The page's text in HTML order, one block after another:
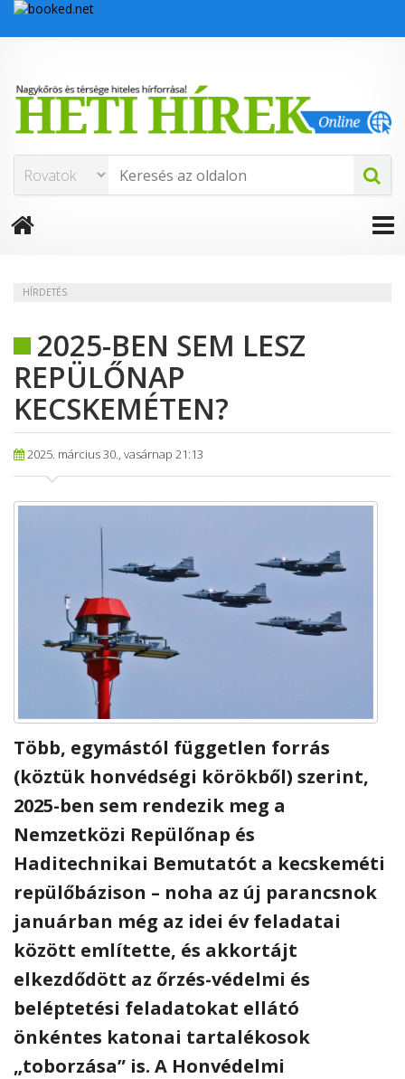
HÍRDETÉS
2025-BEN SEM LESZ
REPÜLŐNAP
KECSKEMÉTEN?
2025. március 30., vasárnap 21:13
Több, egymástól független forrás
(köztük honvédségi körökből) szerint,
2025-ben sem rendezik meg a
Nemzetközi Repülőnap és
Haditechnikai Bemutatót a kecskeméti
repülőbázison – noha az új parancsnok
januárban még az idei év feladatai
között említette, és akkortájt
elkezdődött az őrzés-védelmi és
beléptetési feladatokat ellátó
önkéntes katonai tartalékosok
„toborzása” is. A Honvédelmi